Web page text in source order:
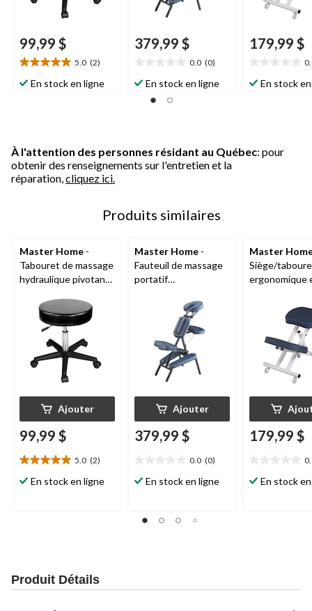
99,99 $
5.0 (2)
5.0
étoile(s)
En stock en ligne
379,99 $
0.0 (0)
étoile(s)
En stock en ligne
179,99 $
étoile(s)
En stock
À l'attention des personnes résidant au Québec: pour
obtenir des renseignements sur l'entretien et la
réparation, cliquez ici.
Produits similaires
Master Home -
Tabouret de massage
hydraulique pivotant,
Ajouter
99,99 $
5.0 (2)
5.0
étoile(s)
En stock en ligne
Master Home -
Fauteuil de massage
portatif
Ajouter
379,99 $
0.0 (0)
étoile(s)
En stock en ligne
Master
Siège/
ergonomique
179,99 $
étoile(s)
En stock
Produit Détails